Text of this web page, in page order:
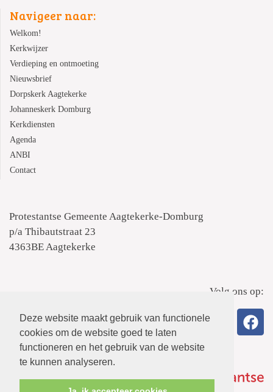
Deze website maakt gebruik van functionele
cookies om de website goed te laten
functioneren en het gebruik van de website
te kunnen analyseren.
Navigeer naar:
Welkom!
Kerkwijzer
Verdieping en ontmoeting
Nieuwsbrief
Dorpskerk Aagtekerke
Johanneskerk Domburg
Kerkdiensten
Agenda
ANBI
Contact
Protestantse Gemeente Aagtekerke-Domburg
p/a Thibautstraat 23
4363BE Aagtekerke
Volg ons op: